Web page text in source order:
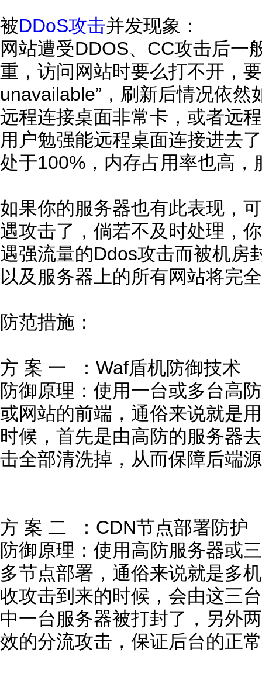
被DDoS攻击并发现象：
网站遭受DDOS、CC攻击后一
重，访问网站时要么打不开，
unavailable”，刷新后情况依
远程连接桌面非常卡，或者远
用户勉强能远程桌面连接进去
处于100%，内存占用率也高
如果你的服务器也有此表现，
遇攻击了，倘若不及时处理，
遇强流量的Ddos攻击而被机房
以及服务器上的所有网站将完
防范措施：
方 案 一 ：Waf盾机防御技术
防御原理：使用一台或多台高
或网站的前端，通俗来说就是
时候，首先是由高防的服务器
击全部清洗掉，从而保障后端
方 案 二 ：CDN节点部署防护
防御原理：使用高防服务器或
多节点部署，通俗来说就是多
收攻击到来的时候，会由这三
中一台服务器被打封了，另外
效的分流攻击，保证后台的正